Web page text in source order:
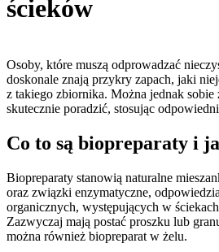
ścieków
Osoby, które muszą odprowadzać
doskonale znają przykry zapach, jaki
z takiego zbiornika. Można jednak sobie
skutecznie poradzić, stosując
Co to są biopreparaty i
Biopreparaty stanowią naturalne
oraz związki enzymatyczne,
organicznych, występujących w
Zazwyczaj mają postać proszku lub
można również biopreparat w żelu.